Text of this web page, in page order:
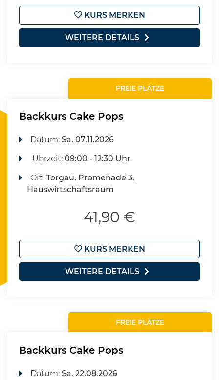
KURS MERKEN
WEITERE DETAILS
FREIE PLÄTZE
Backkurs Cake Pops
Datum:Sa. 07.11.2026
Uhrzeit:09:00 - 12:30 Uhr
Ort:Torgau, Promenade 3,
Hauswirtschaftsraum
41,90 €
KURS MERKEN
WEITERE DETAILS
FREIE PLÄTZE
Backkurs Cake Pops
Datum:Sa. 22.08.2026